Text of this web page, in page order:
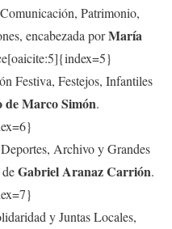
Patrimonio,
encabezada porMaría
Festiva, Festejos, Infantiles
de Marco Simón.
Archivo y Grandes
Gabriel Aranaz Carrión.
y Juntas Locales,